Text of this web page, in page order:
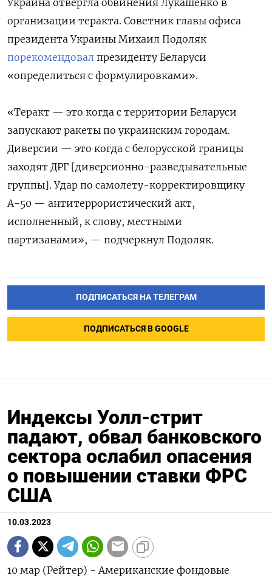
Украина отвергла обвинения Лукашенко в
организации теракта. Советник главы офиса
президента Украины Михаил Подоляк
порекомендовал президенту Беларуси
«определиться с формулировками».
«Теракт — это когда с территории Беларуси
запускают ракеты по украинским городам.
Диверсии — это когда с белорусской границы
заходят ДРГ [диверсионно-разведывательные
группы]. Удар по самолету-корректировщику
А-50 — антитеррористический акт,
исполненный, к слову, местными
партизанами», — подчеркнул Подоляк.
ПОДПИСАТЬСЯ НА ТЕЛЕГРАМ
ПОДПИСАТЬСЯ В GOOGLE
Индексы Уолл-стрит
падают, обвал банковского
сектора ослабил опасения
о повышении ставки ФРС
США
10.03.2023
10 мар (Рейтер) - Американские фондовые